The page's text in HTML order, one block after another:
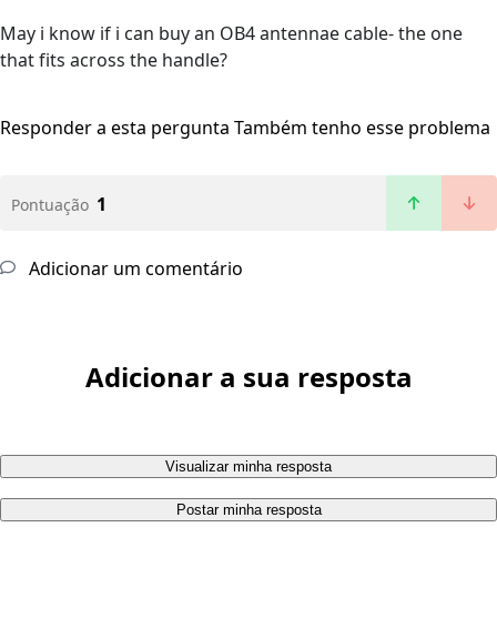
May i know if i can buy an OB4 antennae cable- the one
that fits across the handle?
Responder a esta pergunta Também tenho esse problema
Pontuação 1
Adicionar um comentário
Adicionar a sua resposta
Visualizar minha resposta
Postar minha resposta